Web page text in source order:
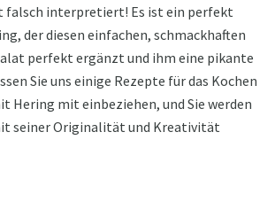
falsch interpretiert! Es ist ein perfekt
der diesen einfachen, schmackhaften
perfekt ergänzt und ihm eine pikante
Sie uns einige Rezepte für das Kochen
Hering mit einbeziehen, und Sie werden
seiner Originalität und Kreativität